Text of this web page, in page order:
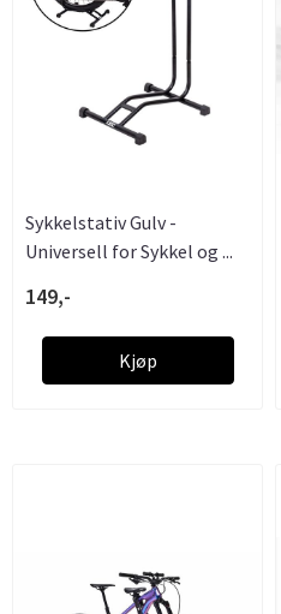
Sykkelstativ Gulv -
Universell for Sykkel og ...
149,-
Kjøp